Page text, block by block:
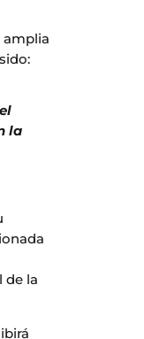
amplia
la
de la